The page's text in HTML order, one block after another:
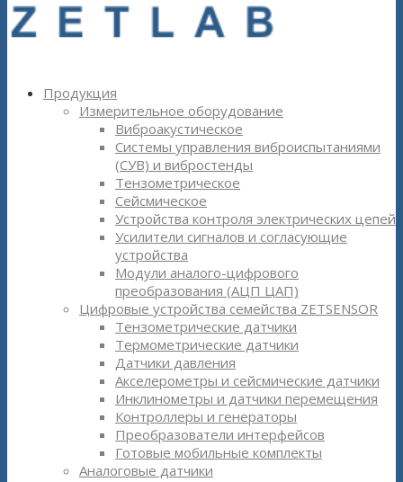
Продукция
Измерительное оборудование
Виброакустическое
Системы управления виброиспытаниями
(СУВ) и вибростенды
Тензометрическое
Сейсмическое
Устройства контроля электрических цепей
Усилители сигналов и согласующие
устройства
Модули аналого-цифрового
преобразования (АЦП ЦАП)
Цифровые устройства семейства ZETSENSOR
Тензометрические датчики
Термометрические датчики
Датчики давления
Акселерометры и сейсмические датчики
Инклинометры и датчики перемещения
Контроллеры и генераторы
Преобразователи интерфейсов
Готовые мобильные комплекты
Аналоговые датчики